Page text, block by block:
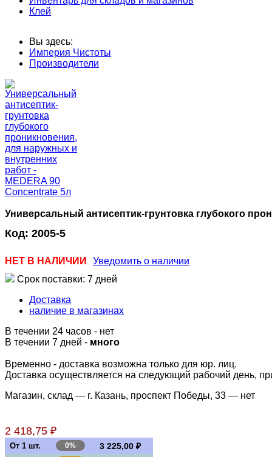
Клей
Вы здесь:
Империя Чистоты
Производители
Универсальный антисептик-грунтовка глубокого
Код: 2005-5
НЕТ В НАЛИЧИИ
Уведомить о наличии
Срок поставки: 7 дней
Доставка
наличие в магазинах
В течении 24 часов - нет
В течении 7 дней - много
Временно - доставка возможна только для юр. лиц.
Доставка осуществляется на следующий рабочий день,
Магазин, склад — г. Казань, проспект Победы, 33 — нет
2 418,75 ₽
От 1 шт. 0% 3 225,00 ₽